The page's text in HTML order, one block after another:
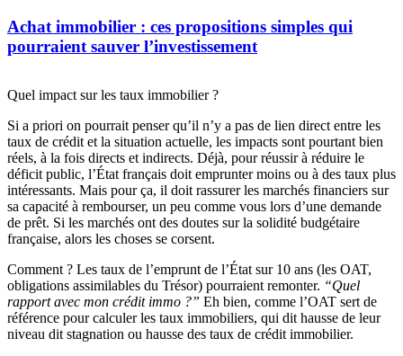
Achat immobilier : ces propositions simples qui
pourraient sauver l’investissement
Quel impact sur les taux immobilier ?
Si a priori on pourrait penser qu’il n’y a pas de lien direct entre les
taux de crédit et la situation actuelle, les impacts sont pourtant bien
réels, à la fois directs et indirects. Déjà, pour réussir à réduire le
déficit public, l’État français doit emprunter moins ou à des taux plus
intéressants. Mais pour ça, il doit rassurer les marchés financiers sur
sa capacité à rembourser, un peu comme vous lors d’une demande
de prêt. Si les marchés ont des doutes sur la solidité budgétaire
française, alors les choses se corsent.
Comment ? Les taux de l’emprunt de l’État sur 10 ans (les OAT,
obligations assimilables du Trésor) pourraient remonter. “Quel
rapport avec mon crédit immo ?” Eh bien, comme l’OAT sert de
référence pour calculer les taux immobiliers, qui dit hausse de leur
niveau dit stagnation ou hausse des taux de crédit immobilier.